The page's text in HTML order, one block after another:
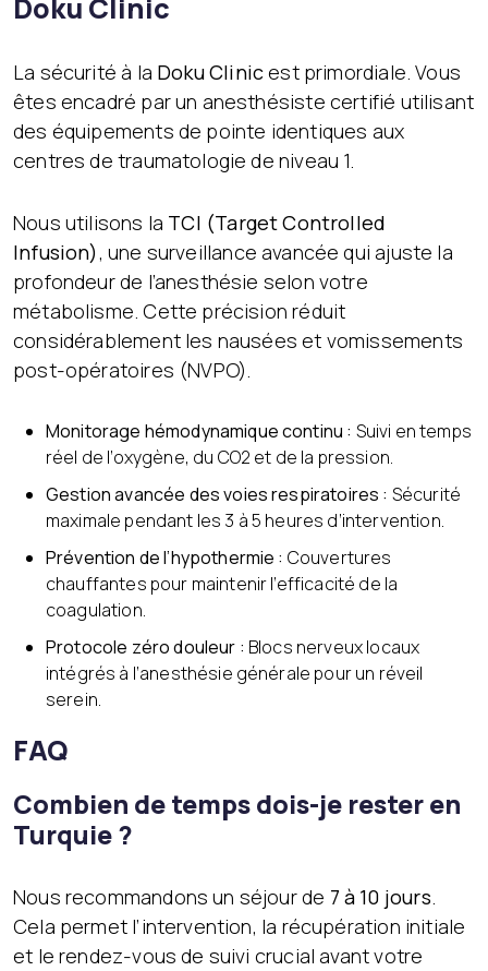
Doku Clinic
La sécurité à la Doku Clinicest primordiale. Vous
êtes encadré par un anesthésiste certifié utilisant
des équipements de pointe identiques aux
centres de traumatologie de niveau 1.
Nous utilisons la TCI (Target Controlled
Infusion), une surveillance avancée qui ajuste la
profondeur de l’anesthésie selon votre
métabolisme. Cette précision réduit
considérablement les nausées et vomissements
post-opératoires (NVPO).
Monitorage hémodynamique continu : Suivi en temps
réel de l’oxygène, du CO2 et de la pression.
Gestion avancée des voies respiratoires : Sécurité
maximale pendant les 3 à 5 heures d’intervention.
Prévention de l’hypothermie : Couvertures
chauffantes pour maintenir l’efficacité de la
coagulation.
Protocole zéro douleur : Blocs nerveux locaux
intégrés à l’anesthésie générale pour un réveil
serein.
FAQ
Combien de temps dois-je rester en
Turquie ?
Nous recommandons un séjour de 7 à 10 jours.
Cela permet l’intervention, la récupération initiale
et le rendez-vous de suivi crucial avant votre